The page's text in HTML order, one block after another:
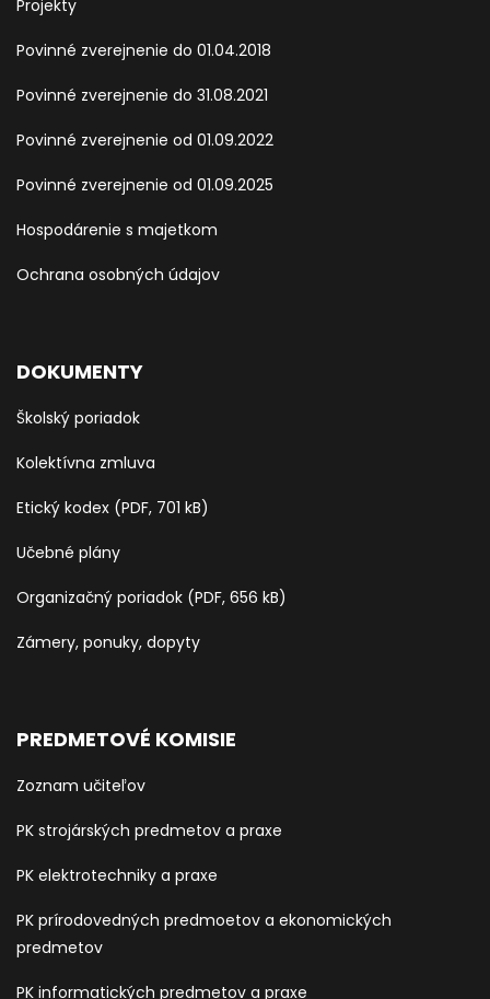
Projekty
Povinné zverejnenie do 01.04.2018
Povinné zverejnenie do 31.08.2021
Povinné zverejnenie od 01.09.2022
Povinné zverejnenie od 01.09.2025
Hospodárenie s majetkom
Ochrana osobných údajov
DOKUMENTY
Školský poriadok
Kolektívna zmluva
Etický kodex (PDF, 701 kB)
Učebné plány
Organizačný poriadok (PDF, 656 kB)
Zámery, ponuky, dopyty
PREDMETOVÉ KOMISIE
Zoznam učiteľov
PK strojárských predmetov a praxe
PK elektrotechniky a praxe
PK prírodovedných predmoetov a ekonomických
predmetov
PK informatických predmetov a praxe